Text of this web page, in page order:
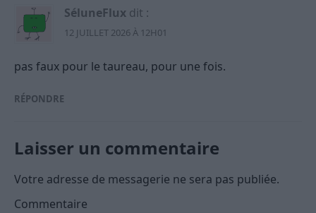
SéluneFlux dit :
12 JUILLET 2026 À 12H01
pas faux pour le taureau, pour une fois.
RÉPONDRE
Laisser un commentaire
Votre adresse de messagerie ne sera pas publiée.
Commentaire